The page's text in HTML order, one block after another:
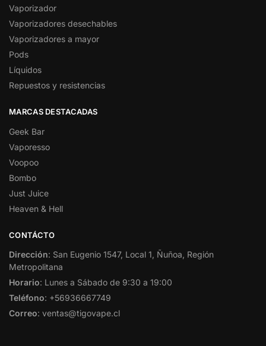
Vaporizador
Vaporizadores desechables
Vaporizadores a mayor
Pods
Líquidos
Repuestos y resistencias
MARCAS DESTACADAS
Geek Bar
Vaporesso
Voopoo
Bombo
Just Juice
Heaven & Hell
CONTÁCTO
Dirección: San Eugenio 1547, Local 1, Ñuñoa, Región
Metropolitana
Horario: Lunes a Sábado de 9:30 a 19:00
Teléfono: +56936667749
Correo: ventas@tigovape.cl